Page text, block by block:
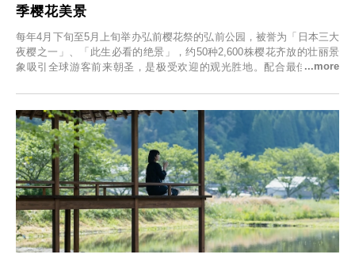
季樱花美景
每年4月下旬至5月上旬举办弘前樱花祭的弘前公园，被誉为「日本三大
夜樱之一」、「此生必看的绝景」，约50种2,600株樱花齐放的壮丽景
象吸引全球游客前来朝圣，是极受欢迎的观光胜地。配合最佳观雪时
「冬季樱花灯光秀」。